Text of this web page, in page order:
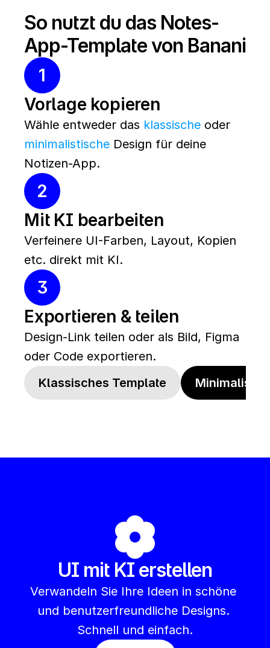
So nutzt du das Notes-
App-Template von Banani
1
Vorlage kopieren
Wähle entweder das klassische
minimalistische Design für deine
Notizen-App.
2
Mit KI bearbeiten
Verfeinere UI-Farben, Layout, Kopien
etc. direkt mit KI.
3
Exportieren & teilen
Design-Link teilen oder als Bild, Figma
oder Code exportieren.
Klassisches Template
UI mit KI erstellen
Verwandeln Sie Ihre Ideen in schöne
und benutzerfreundliche Designs.
Schnell und einfach.